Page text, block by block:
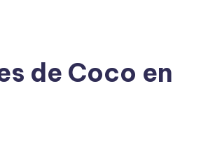
de Coco en